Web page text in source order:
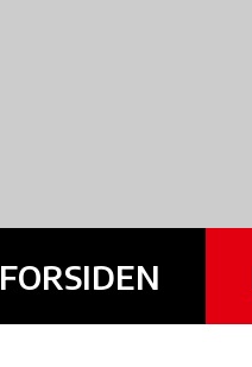
FORSIDEN